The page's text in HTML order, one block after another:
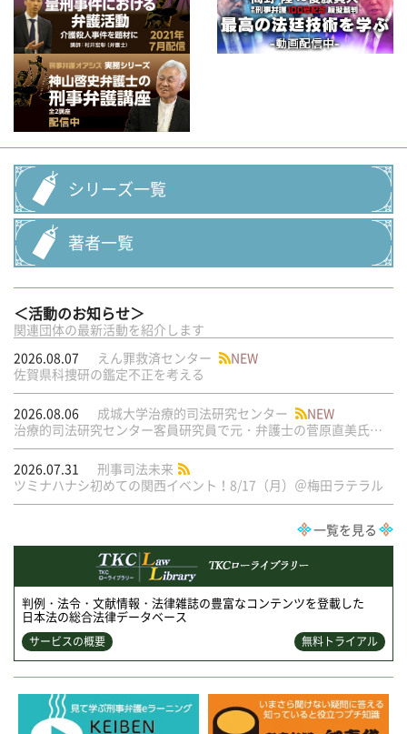
シリーズ一覧
著者一覧
＜活動のお知らせ＞
関連団体の最新活動を紹介します
2026.08.07
えん罪救済センター
NEW
佐賀県科捜研の鑑定不正を考える
2026.08.06 成城大学治療的司法研究センター
NEW
治療的司法研究センター客員研究員で元・弁護士の菅原直美氏の論文が公刊されました
2026.07.31
刑事司法未来
ツミナハナシ初めての関西イベント！8/17（月）＠梅田ラテラル
一覧を見る
判例・法令・文献情報・法律雑誌の豊富なコンテンツを登載した
日本法の総合法律データベース
サービスの概要 無料トライアル